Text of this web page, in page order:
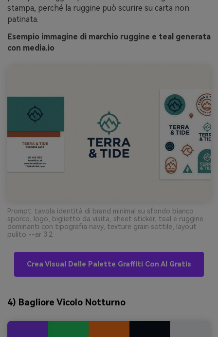
stampa, perché la ruggine può scurire su carta non
patinata.
Esempio immagine di marchio ruggine e teal generata
con media.io
Prompt: tavola identità di brand minimal su sfondo bianco
sporco, logo, biglietto da visita, sheet sticker, teal e ruggine
dominanti con tipografia navy, texture grain sottile, layout
pulito --ar 3:2
Crea Visual Delle Palette Graffiti Con AI Gratis
4) Bagliore Vicolo Notturno